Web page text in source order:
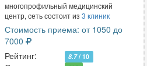
многопрофильный медицинский
центр, сеть состоит из 3 клиник
Стоимость приема: от 1050 до
7000
Рейтинг:
8.7/ 10